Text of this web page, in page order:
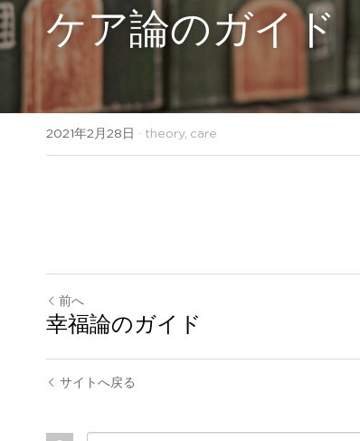
ケア論のガイド
2021年2月28日 · theory, care
前へ
幸福論のガイド
サイトへ戻る